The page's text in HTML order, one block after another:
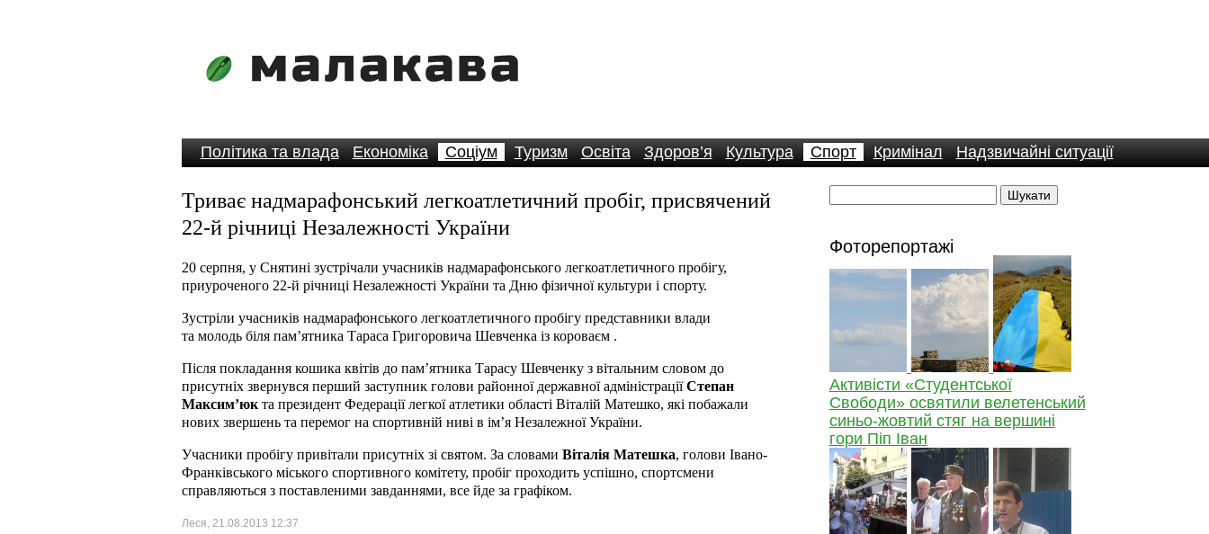
Політика та влада Економіка Соціум Туризм Освіта Здоров’я Культура Спорт Кримінал Надзвичайні ситуації
Триває надмарафонський легкоатлетичний пробіг, присвячений
22-й річниці Незалежності України
20 серпня, у Снятині зустрічали учасників надмарафонського легкоатлетичного пробігу,
приуроченого 22-й річниці Незалежності України та Дню фізичної культури і спорту.
Зустріли учасників надмарафонського легкоатлетичного пробігу представники влади
та молодь біля пам’ятника Тараса Григоровича Шевченка із короваєм .
Після покладання кошика квітів до пам’ятника Тарасу Шевченку з вітальним словом до
присутніх звернувся перший заступник голови районної державної адміністраціїСтепан
Максим’юкта президент Федерації легкої атлетики області Віталій Матешко, які побажали
нових звершень та перемог на спортивній ниві в ім’я Незалежної України.
Учасники пробігу привітали присутніх зі святом. За словами Віталія Матешка, голови Івано-
Франківського міського спортивного комітету, пробіг проходить успішно, спортсмени
справляються з поставленими завданнями, все йде за графіком.
Леся, 21.08.2013 12:37
Фоторепортажі
Активісти «Студентської
Свободи» освятили велетенський
синьо-жовтий стяг на вершині
гори Піп Іван